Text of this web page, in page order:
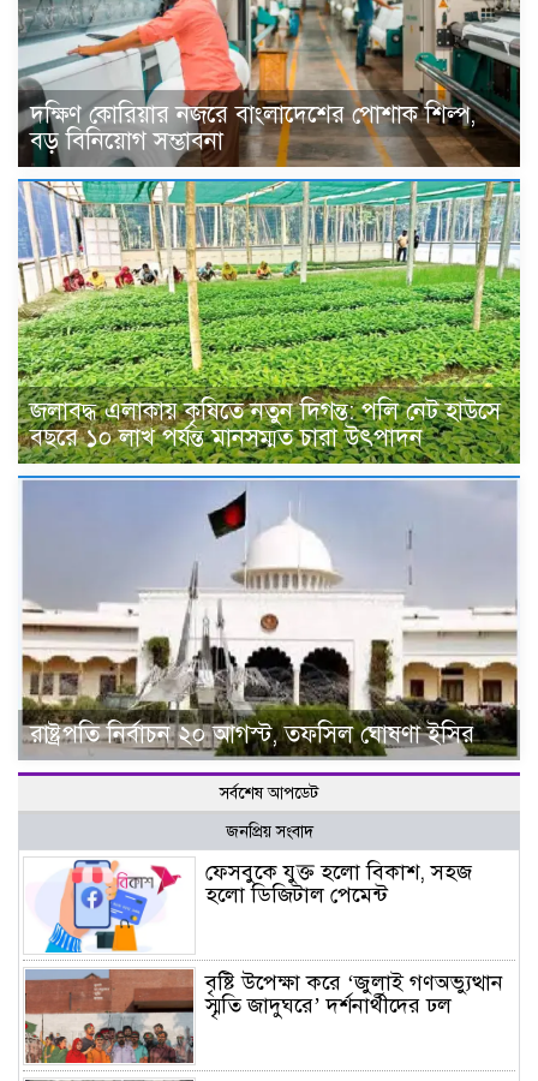
দক্ষিণ কোরিয়ার নজরে বাংলাদেশের পোশাক শিল্প,
বড় বিনিয়োগ সম্ভাবনা
জলাবদ্ধ এলাকায় কৃষিতে নতুন দিগন্ত: পলি নেট হাউসে
বছরে ১০ লাখ পর্যন্ত মানসম্মত চারা উৎপাদন
রাষ্ট্রপতি নির্বাচন ২০ আগস্ট, তফসিল ঘোষণা ইসির
সর্বশেষ আপডেট
জনপ্রিয় সংবাদ
ফেসবুকে যুক্ত হলো বিকাশ, সহজ
হলো ডিজিটাল পেমেন্ট
বৃষ্টি উপেক্ষা করে ‘জুলাই গণঅভ্যুত্থান
স্মৃতি জাদুঘরে’ দর্শনার্থীদের ঢল